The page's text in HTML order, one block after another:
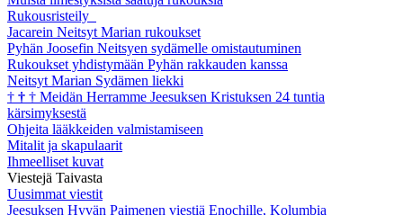
Rukousristeily
Jacarein Neitsyt Marian rukoukset
Pyhän Joosefin Neitsyen sydämelle omistautuminen
Rukoukset yhdistymään Pyhän rakkauden kanssa
Neitsyt Marian Sydämen liekki
† † † Meidän Herramme Jeesuksen Kristuksen 24 tuntia
kärsimyksestä
Ohjeita lääkkeiden valmistamiseen
Mitalit ja skapulaarit
Ihmeelliset kuvat
Viestejä Taivasta
Uusimmat viestit
Jeesuksen Hyvän Paimenen viestiä Enochille, Kolumbia